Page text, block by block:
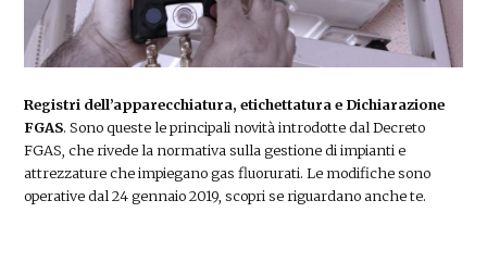
Registri dell’apparecchiatura, etichettatura e Dichiarazione
FGAS. Sono queste le principali novità introdotte dal Decreto
FGAS, che rivede la normativa sulla gestione di impianti e
attrezzature che impiegano gas fluorurati. Le modifiche sono
operative dal 24 gennaio 2019, scopri se riguardano anche te.